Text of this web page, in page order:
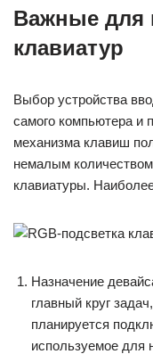
Важные для
клавиатур
Выбор устройства
самого компьютера и
механизма клавиш
немалым
клавиатуры.
Назначение
главный круг
планируется
используемое для